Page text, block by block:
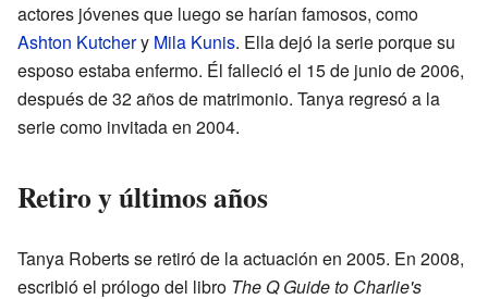
actores jóvenes que luego se harían famosos, como
Ashton Kutchery Mila Kunis. Ella dejó la serie porque su
esposo estaba enfermo. Él falleció el 15 de junio de 2006,
después de 32 años de matrimonio. Tanya regresó a la
serie como invitada en 2004.
Retiro y últimos años
Tanya Roberts se retiró de la actuación en 2005. En 2008,
escribió el prólogo del libro The Q Guide to Charlie's